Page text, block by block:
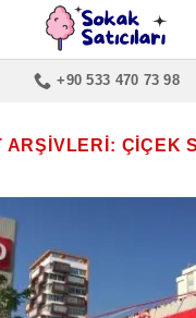
+90 533 470 73 98
ARŞIVLERI: ÇIÇEK